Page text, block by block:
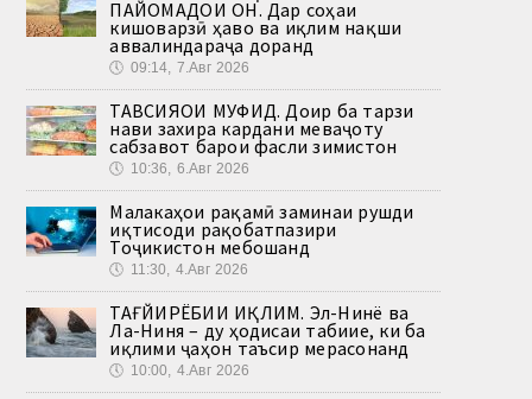
ПАЙОМАДҲОИ ОН. Дар соҳаи
кишоварзӣ ҳаво ва иқлим нақши
аввалиндараҷа доранд
🕔 09:14, 7.Авг 2026
ТАВСИЯҲОИ МУФИД. Доир ба тарзи
нави захира кардани меваҷоту
сабзавот барои фасли зимистон
🕔 10:36, 6.Авг 2026
Малакаҳои рақамӣ заминаи рушди
иқтисоди рақобатпазири
Тоҷикистон мебошанд
🕔 11:30, 4.Авг 2026
ТАҒЙИРЁБИИ ИҚЛИМ. Эл-Нинё ва
Ла-Ниня – ду ҳодисаи табиие, ки ба
иқлими ҷаҳон таъсир мерасонанд
🕔 10:00, 4.Авг 2026